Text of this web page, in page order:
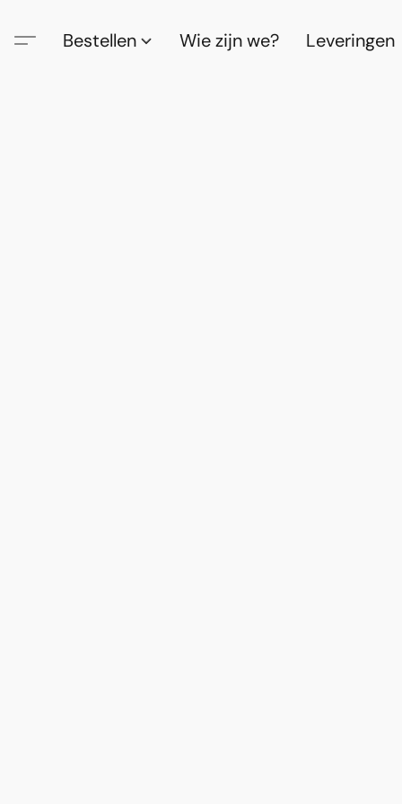
Bestellen Wie zijn we? Leveringen